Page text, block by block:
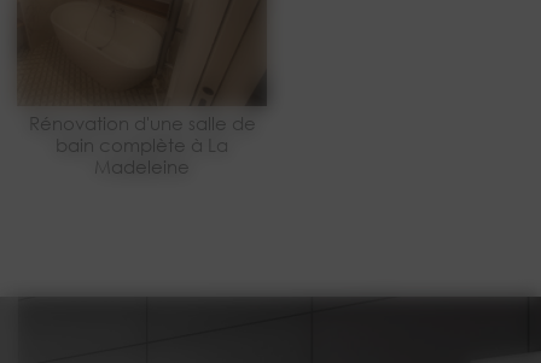
Rénovation d'une salle de
bain complète à La
Madeleine